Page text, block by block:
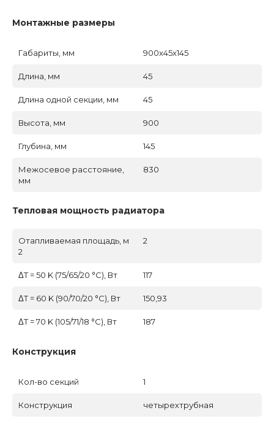
Монтажные размеры
Габариты, мм 900x45x145
Длина, мм 45
Длина одной секции, мм 45
Высота, мм 900
Глубина, мм 145
Межосевое расстояние,
мм
830
Тепловая мощность радиатора
Отапливаемая площадь, м
2
2
ΔT = 50 K (75/65/20 °C), Вт 117
ΔT = 60 K (90/70/20 °C), Вт 150,93
ΔT = 70 K (105/71/18 °C), Вт 187
Конструкция
Кол-во секций 1
Конструкция четырехтрубная